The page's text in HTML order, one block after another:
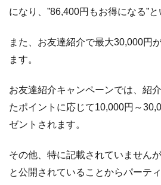
になり、”86,400円もお得になる”と
また、お友達紹介で最大30,000円
ます。
お友達紹介キャンペーンでは、紹
たポイントに応じて10,000円～
ゼントされます。
その他、特に記載されていません
と公開されていることからパーテ